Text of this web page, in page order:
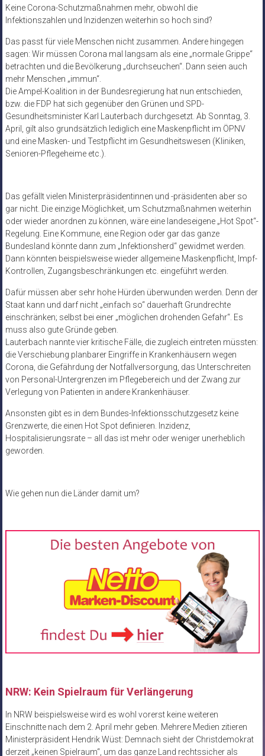
Keine Corona-Schutzmaßnahmen mehr, obwohl die
Infektionszahlen und Inzidenzen weiterhin so hoch sind?
Das passt für viele Menschen nicht zusammen. Andere hingegen
sagen: Wir müssen Corona mal langsam als eine „normale Grippe“
betrachten und die Bevölkerung „durchseuchen“. Dann seien auch
mehr Menschen „immun“.
Die Ampel-Koalition in der Bundesregierung hat nun entschieden,
bzw. die FDP hat sich gegenüber den Grünen und SPD-
Gesundheitsminister Karl Lauterbach durchgesetzt. Ab Sonntag, 3.
April, gilt also grundsätzlich lediglich eine Maskenpflicht im ÖPNV
und eine Masken- und Testpflicht im Gesundheitswesen (Kliniken,
Senioren-Pflegeheime etc.).
Das gefällt vielen Ministerpräsidentinnen und -präsidenten aber so
gar nicht. Die einzige Möglichkeit, um Schutzmaßnahmen weiterhin
oder wieder anordnen zu können, wäre eine landeseigene „Hot Spot“-
Regelung. Eine Kommune, eine Region oder gar das ganze
Bundesland könnte dann zum „Infektionsherd“ gewidmet werden.
Dann könnten beispielsweise wieder allgemeine Maskenpflicht, Impf-
Kontrollen, Zugangsbeschränkungen etc. eingeführt werden.
Dafür müssen aber sehr hohe Hürden überwunden werden. Denn der
Staat kann und darf nicht „einfach so“ dauerhaft Grundrechte
einschränken; selbst bei einer „möglichen drohenden Gefahr“. Es
muss also gute Gründe geben.
Lauterbach nannte vier kritische Fälle, die zugleich eintreten müssten:
die Verschiebung planbarer Eingriffe in Krankenhäusern wegen
Corona, die Gefährdung der Notfallversorgung, das Unterschreiten
von Personal-Untergrenzen im Pflegebereich und der Zwang zur
Verlegung von Patienten in andere Krankenhäuser.
Ansonsten gibt es in dem Bundes-Infektionsschutzgesetz keine
Grenzwerte, die einen Hot Spot definieren. Inzidenz,
Hospitalisierungsrate – all das ist mehr oder weniger unerheblich
geworden.
Wie gehen nun die Länder damit um?
NRW: Kein Spielraum für Verlängerung
In NRW beispielsweise wird es wohl vorerst keine weiteren
Einschnitte nach dem 2. April mehr geben. Mehrere Medien zitieren
Ministerpräsident Hendrik Wüst: Demnach sieht der Christdemokrat
derzeit „keinen Spielraum“, um das ganze Land rechtssicher als